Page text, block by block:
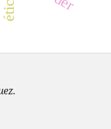
ética